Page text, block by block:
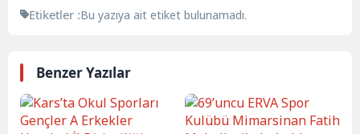
Etiketler :Bu yazıya ait etiket bulunamadı.
Benzer Yazılar